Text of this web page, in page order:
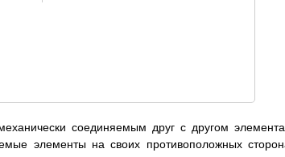
соединяемым друг с другом
элементы на своих противоположных